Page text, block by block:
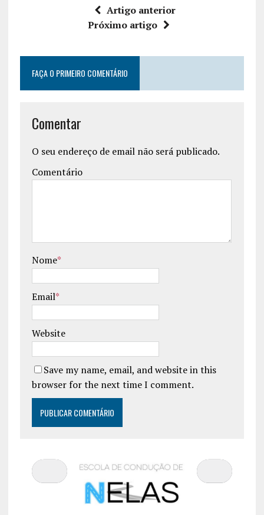
Artigo anterior
Próximo artigo
FAÇA O PRIMEIRO COMENTÁRIO
Comentar
O seu endereço de email não será publicado.
Comentário
Nome*
Email*
Website
Save my name, email, and website in this
browser for the next time I comment.